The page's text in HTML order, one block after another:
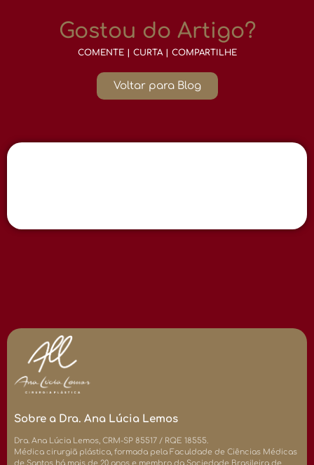
Gostou do Artigo?
COMENTE | CURTA | COMPARTILHE
Voltar para Blog
Sobre a Dra. Ana Lúcia Lemos
Dra. Ana Lúcia Lemos, CRM-SP 85517 / RQE 18555.
Médica cirurgiã plástica, formada pela Faculdade de Ciências Médicas